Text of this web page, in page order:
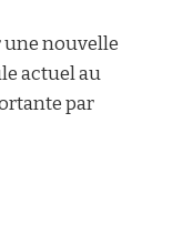
une nouvelle
actuel au
par